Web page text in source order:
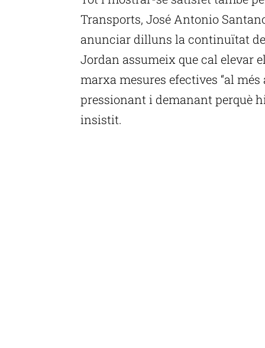
Transports, José Antonio
anunciar dilluns la continuïtat
Jordan assumeix que cal elevar
marxa mesures efectives “al
pressionant i demanant perquè
insistit.